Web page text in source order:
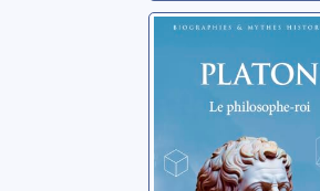
Platon: le
philosophe-roi
Battistini, Olivier